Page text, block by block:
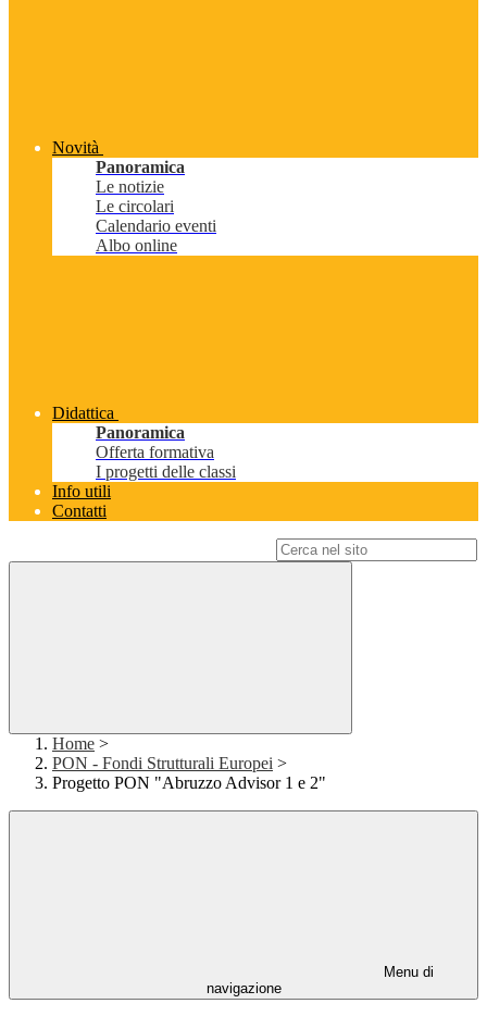
Novità
Panoramica
Le notizie
Le circolari
Calendario eventi
Albo online
Didattica
Panoramica
Offerta formativa
I progetti delle classi
Info utili
Contatti
Home >
PON - Fondi Strutturali Europei >
Progetto PON "Abruzzo Advisor 1 e 2"
Menu di
navigazione